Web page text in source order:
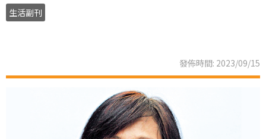
生活副刊
發佈時間: 2023/09/15